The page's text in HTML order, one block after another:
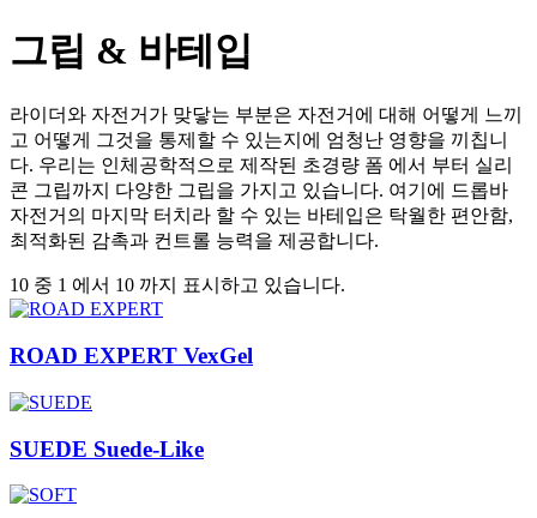
그립 & 바테입
라이더와 자전거가 맞닿는 부분은 자전거에 대해 어떻게 느끼
고 어떻게 그것을 통제할 수 있는지에 엄청난 영향을 끼칩니
다. 우리는 인체공학적으로 제작된 초경량 폼 에서 부터 실리
콘 그립까지 다양한 그립을 가지고 있습니다. 여기에 드롭바
자전거의 마지막 터치라 할 수 있는 바테입은 탁월한 편안함,
최적화된 감촉과 컨트롤 능력을 제공합니다.
10 중 1 에서 10 까지 표시하고 있습니다.
ROAD EXPERT VexGel
SUEDE Suede-Like